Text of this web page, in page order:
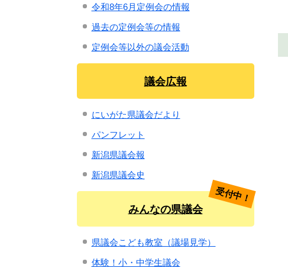
令和8年6月定例会の情報
過去の定例会等の情報
定例会等以外の議会活動
議会広報
にいがた県議会だより
パンフレット
新潟県議会報
新潟県議会史
みんなの県議会
受付中！
県議会こども教室（議場見学）
体験！小・中学生議会